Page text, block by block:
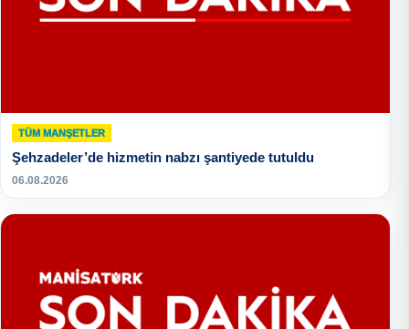
TÜM MANŞETLER
Şehzadeler’de hizmetin nabzı şantiyede tutuldu
06.08.2026